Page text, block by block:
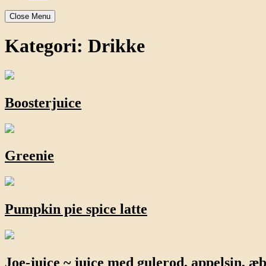
Close Menu
Kategori: Drikke
Boosterjuice
Greenie
Pumpkin pie spice latte
Joe-juice ~ juice med gulerod, appelsin,